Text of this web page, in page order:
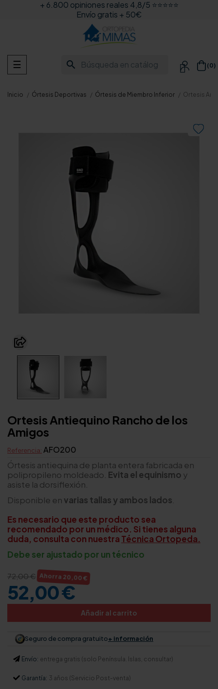
+ 6.800 opiniones reales 4,8/5 ⭐⭐⭐⭐⭐
Envío gratis + 50€
search  (0)
Navegación
de
☰
Inicio Órtesis Deportivas Órtesis de Miembro Inferior Ortesis

Ortesis Antiequino Rancho de los
Amigos
Referencia: AFO200
Órtesis antiequina de planta entera fabricada en
polipropileno moldeado. Evita el equinismo y
asiste la dorsiflexión.
Disponible en varias tallas y ambos lados
Es necesario que este producto sea
recomendado por un médico. Si tienes alguna
duda, consulta con nuestra Técnica Ortopeda.
Debe ser ajustado por un técnico
72,00 € Ahorra 20,00 €
52,00 €
Añadir al carrito
Seguro de compra gratuito+ información
Envío: entrega gratis (solo Península. Islas, consultar)
Garantía: 3 años (Servicio Post-venta)